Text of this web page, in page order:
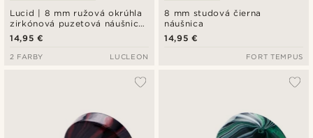
Lucid | 8 mm ružová okrúhla
zirkónová puzetová náušnica
z mincového striebra 925
14,95 €
2 FARBY LUCLEON
8 mm studová čierna
náušnica
14,95 €
FORT TEMPUS